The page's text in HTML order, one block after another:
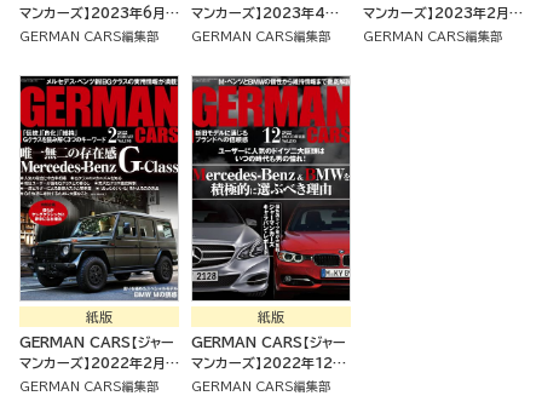
マンカーズ】2023年6月号
[雑誌]
GERMAN CARS編集部
マンカーズ】2023年4月
号 [雑誌]
GERMAN CARS編集部
マンカーズ】2023年2月号
[雑誌]
GERMAN CARS編集部
紙版
GERMAN CARS【ジャー
マンカーズ】2022年2月号
[雑誌]
GERMAN CARS編集部
紙版
GERMAN CARS【ジャー
マンカーズ】2022年12月
号
GERMAN CARS編集部